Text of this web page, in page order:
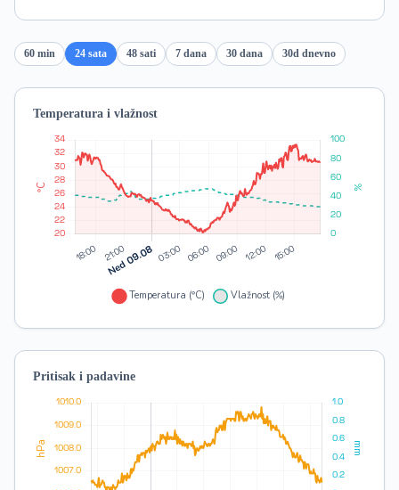
60 min 24 sata 48 sati 7 dana 30 dana 30d dnevno
Temperatura i vlažnost
Pritisak i padavine